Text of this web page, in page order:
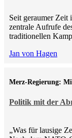
Seit geraumer Zeit
zentrale Aufrufe
traditionellen
Jan von Hagen
Politik mit der
Merz-Regierung:
„Was für lausige